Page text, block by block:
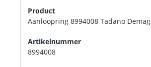
Product
Aanloopring 8994008 Tadano Demag
Artikelnummer
8994008